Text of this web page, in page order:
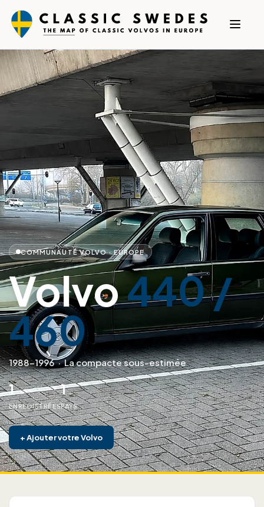
COMMUNAUTÉ VOLVO · EUROPE
Volvo440 /
460
1988–1996·La compacte sous-estimée
1
ENREGISTRÉES
1
PAYS
+Ajouter votre Volvo